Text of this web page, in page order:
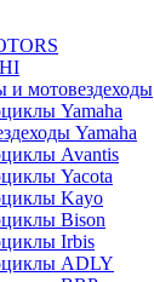
и мотовездеходы
Yamaha
Yamaha
Avantis
Yacota
Kayo
Bison
Irbis
ADLY